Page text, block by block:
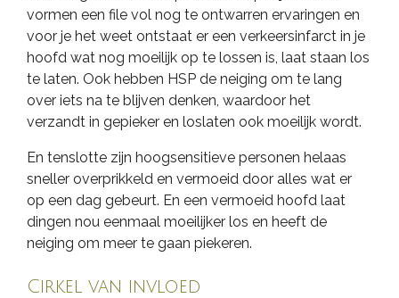
vormen een file vol nog te ontwarren ervaringen en
voor je het weet ontstaat er een verkeersinfarct in je
hoofd wat nog moeilijk op te lossen is, laat staan los
te laten. Ook hebben HSP de neiging om te lang
over iets na te blijven denken, waardoor het
verzandt in gepieker en loslaten ook moeilijk wordt.
En tenslotte zijn hoogsensitieve personen helaas
sneller overprikkeld en vermoeid door alles wat er
op een dag gebeurt. En een vermoeid hoofd laat
dingen nou eenmaal moeilijker los en heeft de
neiging om meer te gaan piekeren.
Cirkel van invloed